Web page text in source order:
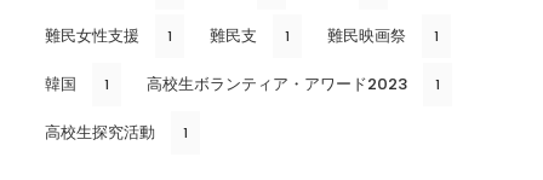
難民女性支援 1 難民支 1 難民映画祭 1
韓国 1 高校生ボランティア・アワード2023 1
高校生探究活動 1